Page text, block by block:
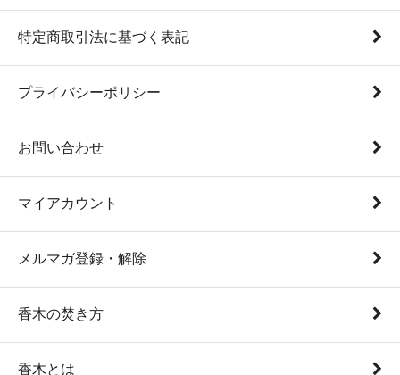
特定商取引法に基づく表記
プライバシーポリシー
お問い合わせ
マイアカウント
メルマガ登録・解除
香木の焚き方
香木とは